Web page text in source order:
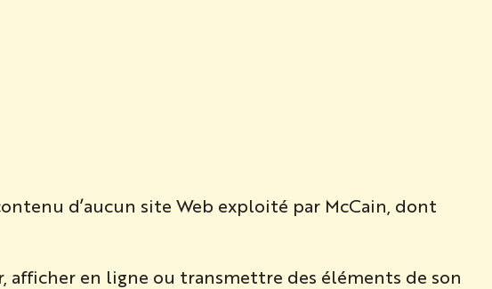
d’aucun site Web exploité par McCain, dont
afficher en ligne ou transmettre des éléments de son